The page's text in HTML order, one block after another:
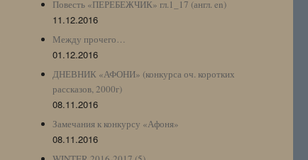
Повесть «ПЕРЕБЕЖЧИК» гл.1_17 (англ. en)
11.12.2016
Между прочего…
01.12.2016
ДНЕВНИК «АФОНИ» (конкурса оч. коротких
рассказов, 2000г)
08.11.2016
Замечания к конкурсу «Афоня»
08.11.2016